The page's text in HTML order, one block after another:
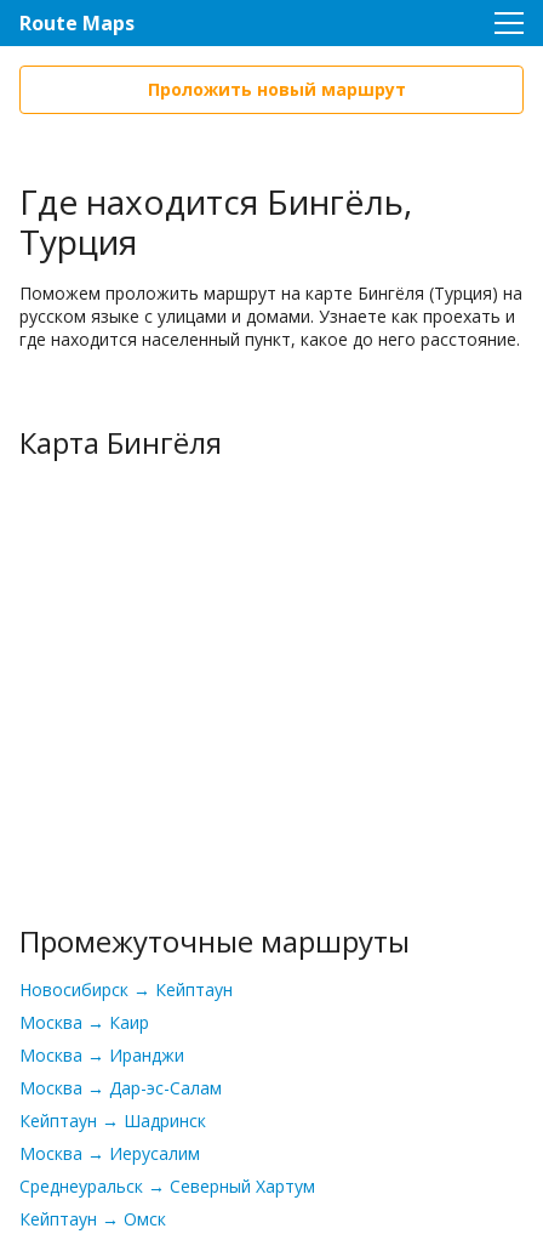
Route Maps
Проложить новый маршрут
Где находится Бингёль,
Турция
Поможем проложить маршрут на карте Бингёля (Турция) на
русском языке с улицами и домами. Узнаете как проехать и
где находится населенный пункт, какое до него расстояние.
Карта Бингёля
Промежуточные маршруты
Новосибирск → Кейптаун
Москва → Каир
Москва → Иранджи
Москва → Дар-эс-Салам
Кейптаун → Шадринск
Москва → Иерусалим
Среднеуральск → Северный Хартум
Кейптаун → Омск